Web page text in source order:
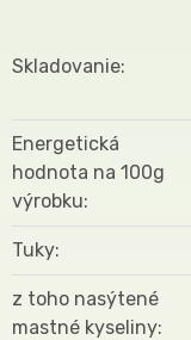
Skladovanie
Energetická
hodnota na 100g
výrobku
Tuky
z toho nasýtené
mastné kyseliny